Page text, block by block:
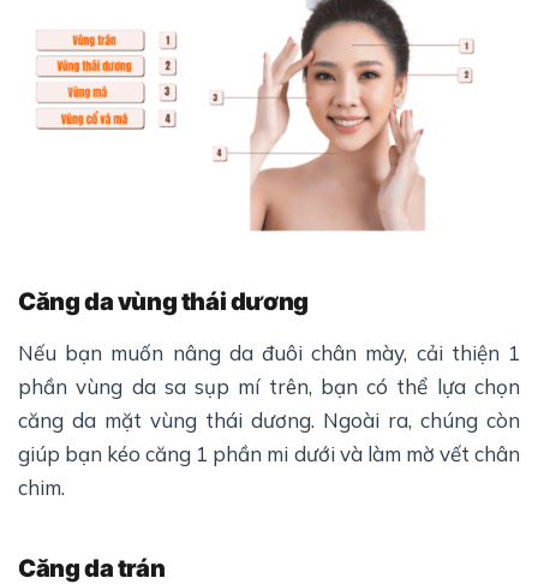
Căng da vùng thái dương
Nếu bạn muốn nâng da đuôi chân mày, cải thiện 1
phần vùng da sa sụp mí trên, bạn có thể lựa chọn
căng da mặt vùng thái dương. Ngoài ra, chúng còn
giúp bạn kéo căng 1 phần mi dưới và làm mờ vết chân
chim.
Căng da trán